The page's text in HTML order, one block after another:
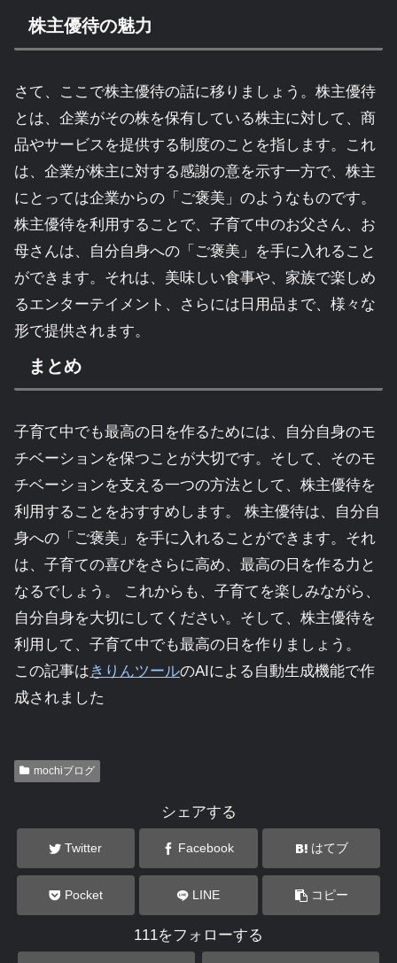
株主優待の魅力
さて、ここで株主優待の話に移りましょう。株主優待
とは、企業がその株を保有している株主に対して、商
品やサービスを提供する制度のことを指します。これ
は、企業が株主に対する感謝の意を示す一方で、株主
にとっては企業からの「ご褒美」のようなものです。
株主優待を利用することで、子育て中のお父さん、お
母さんは、自分自身への「ご褒美」を手に入れること
ができます。それは、美味しい食事や、家族で楽しめ
るエンターテイメント、さらには日用品まで、様々な
形で提供されます。
まとめ
子育て中でも最高の日を作るためには、自分自身のモ
チベーションを保つことが大切です。そして、そのモ
チベーションを支える一つの方法として、株主優待を
利用することをおすすめします。 株主優待は、自分自
身への「ご褒美」を手に入れることができます。それ
は、子育ての喜びをさらに高め、最高の日を作る力と
なるでしょう。 これからも、子育てを楽しみながら、
自分自身を大切にしてください。そして、株主優待を
利用して、子育て中でも最高の日を作りましょう。
この記事はきりんツールのAIによる自動生成機能で作
成されました
mochiブログ
シェアする
Twitter Facebook はてブ
Pocket LINE コピー
111をフォローする